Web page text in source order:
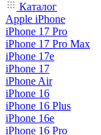
Каталог
Apple iPhone
iPhone 17 Pro
iPhone 17 Pro Max
iPhone 17e
iPhone 17
iPhone Air
iPhone 16
iPhone 16 Plus
iPhone 16e
iPhone 16 Pro